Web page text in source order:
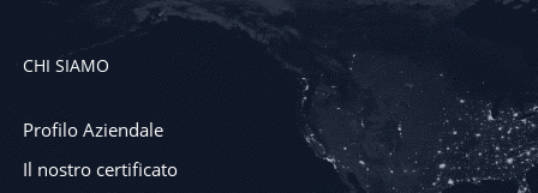
CHI SIAMO
Profilo Aziendale
Il nostro certificato